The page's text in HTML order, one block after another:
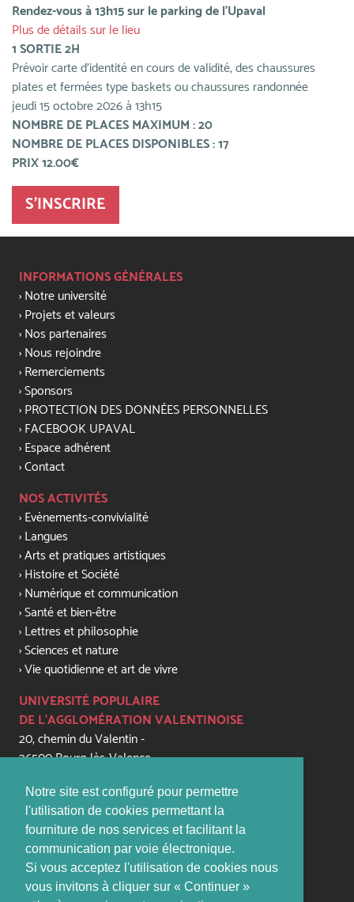
Notre site est configuré pour permettre
l'utilisation de cookies permettant la
fourniture de nos services et facilitant la
communication par voie électronique.
Si vous acceptez l'utilisation de cookies nous
vous invitons à cliquer sur « Continuer »
Rendez-vous à 13h15 sur le parking de l'Upaval
Plus de détails sur le lieu
1 SORTIE 2H
Prévoir carte d'identité en cours de validité, des chaussures
plates et fermées type baskets ou chaussures randonnée
jeudi 15 octobre 2026 à 13h15
NOMBRE DE PLACES MAXIMUM : 20
NOMBRE DE PLACES DISPONIBLES : 17
PRIX 12.00€
S'INSCRIRE
INFORMATIONS GÉNÉRALES
Notre université
Projets et valeurs
Nos partenaires
Nous rejoindre
Remerciements
Sponsors
PROTECTION DES DONNÉES PERSONNELLES
FACEBOOK UPAVAL
Espace adhérent
Contact
NOS ACTIVITÉS
Evènements-convivialité
Langues
Arts et pratiques artistiques
Histoire et Société
Numérique et communication
Santé et bien-être
Lettres et philosophie
Sciences et nature
Vie quotidienne et art de vivre
UNIVERSITÉ POPULAIRE
DE L'AGGLOMÉRATION VALENTINOISE
20, chemin du Valentin -
26500 Bourg-lès-Valence
+33 (0) 4 75 56 81 79
contact@upaval.com
PERMANENCES:
lundi, mardi, jeudi, vendredi de 16h - 17h45
(sauf vacances scolaires)